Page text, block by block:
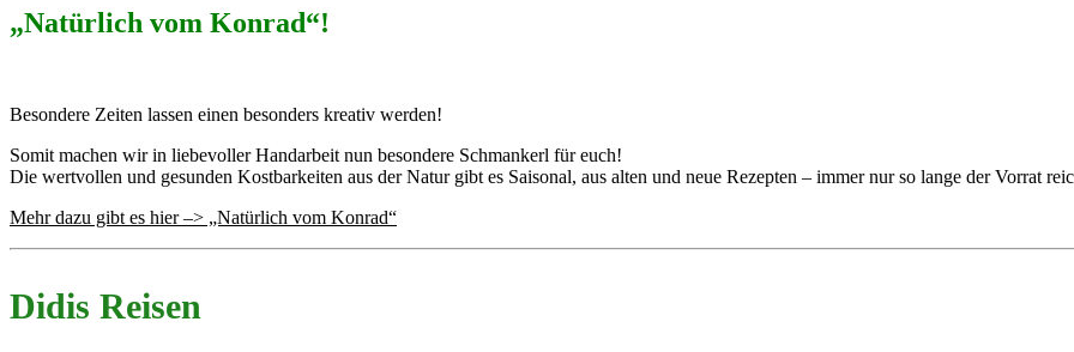
„Natürlich vom Konrad“!
Besondere Zeiten lassen einen besonders kreativ werden!
Somit machen wir in liebevoller Handarbeit nun besondere Schmankerl für euch!
Die wertvollen und gesunden Kostbarkeiten aus der Natur gibt es Saisonal, aus alten und neue Rezepten – immer nur so lange der Vorrat
Mehr dazu gibt es hier –> „Natürlich vom Konrad“
Didis Reisen